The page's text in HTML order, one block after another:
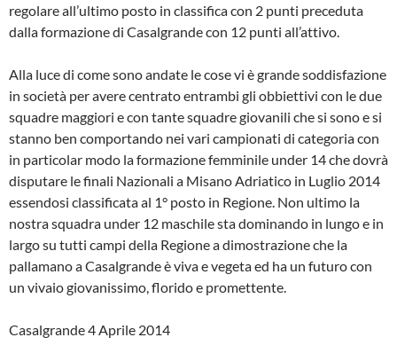
regolare all’ultimo posto in classifica con 2 punti preceduta
dalla formazione di Casalgrande con 12 punti all’attivo.
Alla luce di come sono andate le cose vi è grande soddisfazione
in società per avere centrato entrambi gli obbiettivi con le due
squadre maggiori e con tante squadre giovanili che si sono e si
stanno ben comportando nei vari campionati di categoria con
in particolar modo la formazione femminile under 14 che dovrà
disputare le finali Nazionali a Misano Adriatico in Luglio 2014
essendosi classificata al 1° posto in Regione. Non ultimo la
nostra squadra under 12 maschile sta dominando in lungo e in
largo su tutti campi della Regione a dimostrazione che la
pallamano a Casalgrande è viva e vegeta ed ha un futuro con
un vivaio giovanissimo, florido e promettente.
Casalgrande 4 Aprile 2014